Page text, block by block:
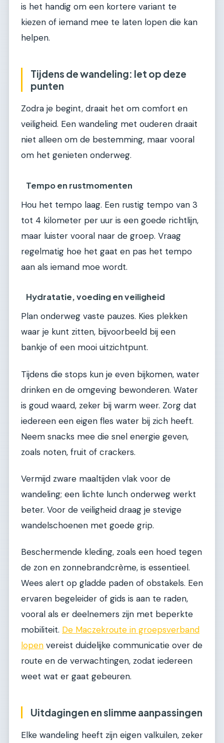
is het handig om een kortere variant te
kiezen of iemand mee te laten lopen die kan
helpen.
Tijdens de wandeling: let op deze
punten
Zodra je begint, draait het om comfort en
veiligheid. Een wandeling met ouderen draait
niet alleen om de bestemming, maar vooral
om het genieten onderweg.
Tempo en rustmomenten
Hou het tempo laag. Een rustig tempo van 3
tot 4 kilometer per uur is een goede richtlijn,
maar luister vooral naar de groep. Vraag
regelmatig hoe het gaat en pas het tempo
aan als iemand moe wordt.
Hydratatie, voeding en veiligheid
Plan onderweg vaste pauzes. Kies plekken
waar je kunt zitten, bijvoorbeeld bij een
bankje of een mooi uitzichtpunt.
Tijdens die stops kun je even bijkomen, water
drinken en de omgeving bewonderen. Water
is goud waard, zeker bij warm weer. Zorg dat
iedereen een eigen fles water bij zich heeft.
Neem snacks mee die snel energie geven,
zoals noten, fruit of crackers.
Vermijd zware maaltijden vlak voor de
wandeling; een lichte lunch onderweg werkt
beter. Voor de veiligheid draag je stevige
wandelschoenen met goede grip.
Beschermende kleding, zoals een hoed tegen
de zon en zonnebrandcrème, is essentieel.
Wees alert op gladde paden of obstakels. Een
ervaren begeleider of gids is aan te raden,
vooral als er deelnemers zijn met beperkte
mobiliteit. De Maczekroute in groepsverband
lopen vereist duidelijke communicatie over de
route en de verwachtingen, zodat iedereen
weet wat er gaat gebeuren.
Uitdagingen en slimme aanpassingen
Elke wandeling heeft zijn eigen valkuilen, zeker